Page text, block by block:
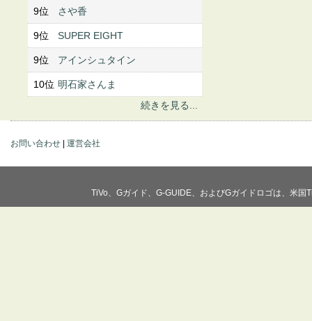
9位 さや香
9位 SUPER EIGHT
9位 アインシュタイン
10位 明石家さんま
続きを見る...
お問い合わせ 運営会社
TiVo、Gガイド、G-GUIDE、およびGガイドロゴは、米